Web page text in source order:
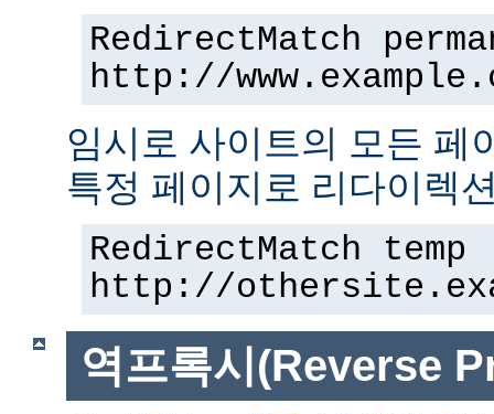
RedirectMatch
http://
임시로 사이트의 모든 페
특정 페이지로 리다이렉
RedirectMatch
http://
역프록시(Reverse